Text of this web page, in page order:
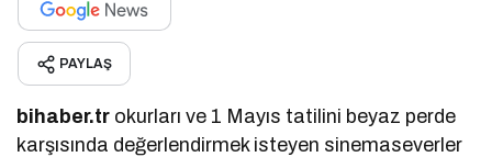
PAYLAŞ
bihaber.tr okurları ve 1 Mayıs tatilini beyaz perde
karşısında değerlendirmek isteyen sinemaseverler